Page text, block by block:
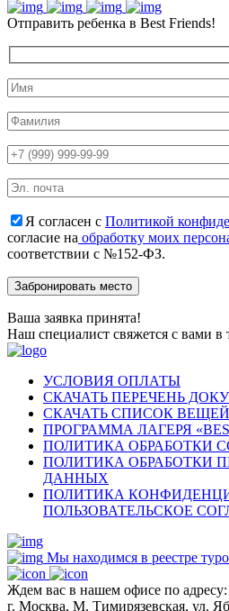
Отправить ребенка в Best Friends!
Я согласен с Политикой
согласие на обработку моих
соответствии с №152-ФЗ.
Ваша заявка принята!
Наш специалист свяжется с вами в
УСЛОВИЯ ОПЛАТЫ
СКАЧАТЬ ПЕРЕЧЕНЬ
СКАЧАТЬ СПИСОК ВЕЩЕЙ
ПРОГРАММА ЛАГЕРЯ
ПОЛИТИКА ОБРАБОТКИ
ПОЛИТИКА ОБРАБОТКИ
ДАННЫХ
ПОЛИТИКА
ПОЛЬЗОВАТЕЛЬСКОЕ
Мы находимся в реестре
Ждем вас в нашем офисе по адресу:
г. Москва, М. Тимирязевская, ул.